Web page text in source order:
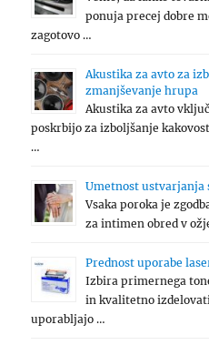
ponuja precej dobre
zagotovo …
Akustika za avto za
zmanjševanje hrupa
Akustika za avto
poskrbijo za izboljšanje
…
Umetnost ustvarjanja
Vsaka poroka je
za intimen obred v
Prednost uporabe
Izbira primernega
in kvalitetno
uporabljajo …